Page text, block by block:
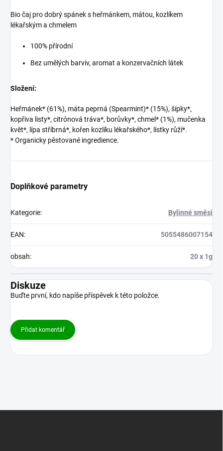
Bio čaj pro dobrý spánek s heřmánkem, mátou, kozlíkem
lékařským a chmelem
100% přírodní
Bez umělých barviv, aromat a konzervačních látek
Složení:
Heřmánek* (61%), máta peprná (Spearmint)* (15%), šípky*,
kopřiva listy*, citrónová tráva*, borůvky*, chmel* (1%), mučenka
květ*, lípa stříbrná*, kořen kozlíku lékařského*, lístky růží*.
* Organicky pěstované ingredience.
Doplňkové parametry
Kategorie: Bylinné směsi
EAN: 5055486007154
obsah: 20 x 1g
Diskuze
Buďte první, kdo napíše příspěvek k této položce.
Přidat komentář